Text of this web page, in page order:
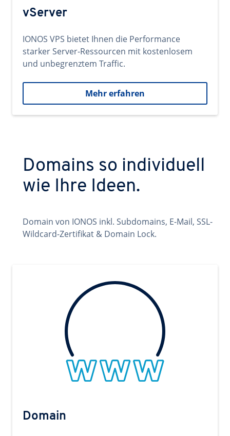
vServer
IONOS VPS bietet Ihnen die Performance
starker Server-Ressourcen mit kostenlosem
und unbegrenztem Traffic.
Mehr erfahren
Domains so individuell
wie Ihre Ideen.
Domain von IONOS inkl. Subdomains, E-Mail, SSL-
Wildcard-Zertifikat & Domain Lock.
Domain